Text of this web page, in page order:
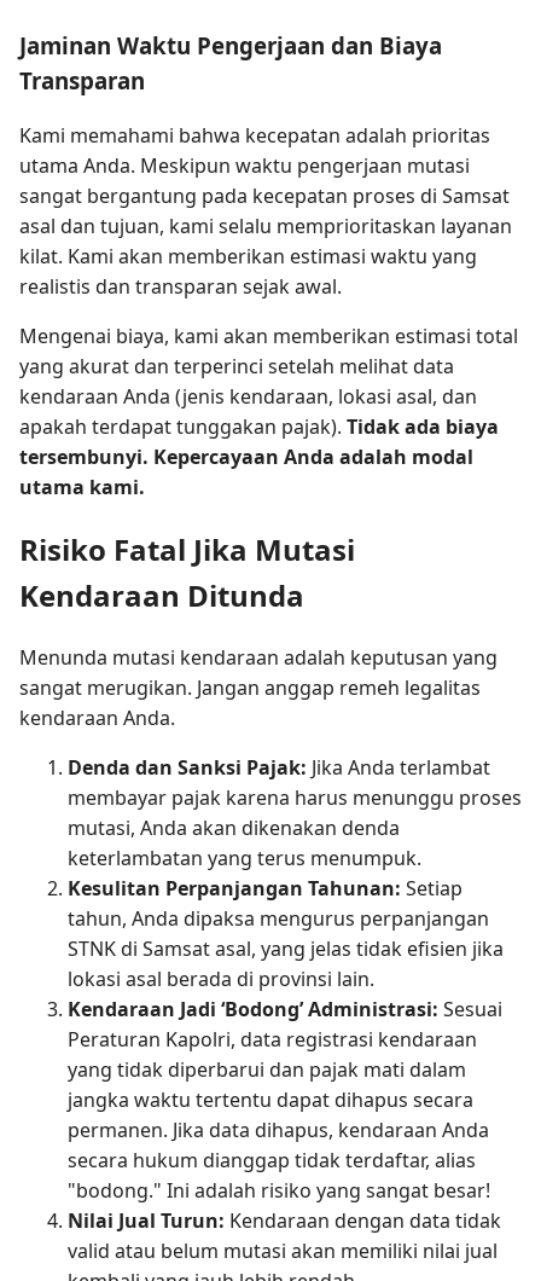
Jaminan Waktu Pengerjaan dan Biaya
Transparan
Kami memahami bahwa kecepatan adalah prioritas
utama Anda. Meskipun waktu pengerjaan mutasi
sangat bergantung pada kecepatan proses di Samsat
asal dan tujuan, kami selalu memprioritaskan layanan
kilat. Kami akan memberikan estimasi waktu yang
realistis dan transparan sejak awal.
Mengenai biaya, kami akan memberikan estimasi total
yang akurat dan terperinci setelah melihat data
kendaraan Anda (jenis kendaraan, lokasi asal, dan
apakah terdapat tunggakan pajak). Tidak ada biaya
tersembunyi. Kepercayaan Anda adalah modal
utama kami.
Risiko Fatal Jika Mutasi
Kendaraan Ditunda
Menunda mutasi kendaraan adalah keputusan yang
sangat merugikan. Jangan anggap remeh legalitas
kendaraan Anda.
Denda dan Sanksi Pajak: Jika Anda terlambat
membayar pajak karena harus menunggu proses
mutasi, Anda akan dikenakan denda
keterlambatan yang terus menumpuk.
Kesulitan Perpanjangan Tahunan: Setiap
tahun, Anda dipaksa mengurus perpanjangan
STNK di Samsat asal, yang jelas tidak efisien jika
lokasi asal berada di provinsi lain.
Kendaraan Jadi ‘Bodong’ Administrasi: Sesuai
Peraturan Kapolri, data registrasi kendaraan
yang tidak diperbarui dan pajak mati dalam
jangka waktu tertentu dapat dihapus secara
permanen. Jika data dihapus, kendaraan Anda
secara hukum dianggap tidak terdaftar, alias
"bodong." Ini adalah risiko yang sangat besar!
Nilai Jual Turun: Kendaraan dengan data tidak
valid atau belum mutasi akan memiliki nilai jual